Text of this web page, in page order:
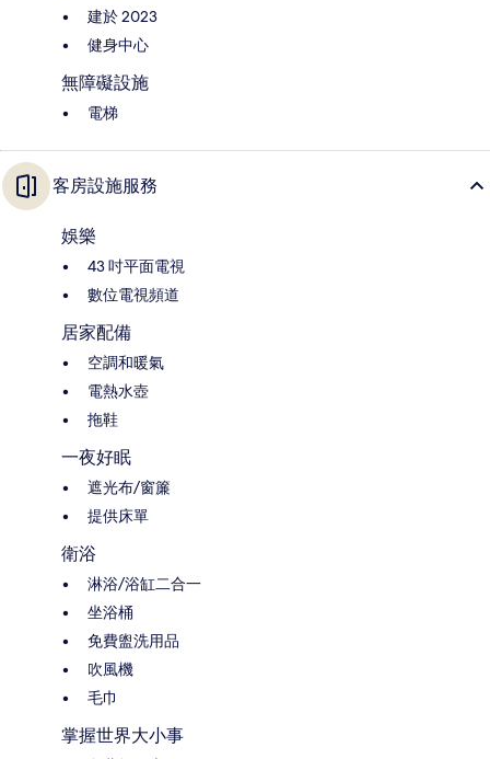
建於 2023
健身中心
無障礙設施
電梯
客房設施服務
娛樂
43 吋平面電視
數位電視頻道
居家配備
空調和暖氣
電熱水壺
拖鞋
一夜好眠
遮光布/窗簾
提供床單
衛浴
淋浴/浴缸二合一
坐浴桶
免費盥洗用品
吹風機
毛巾
掌握世界大小事